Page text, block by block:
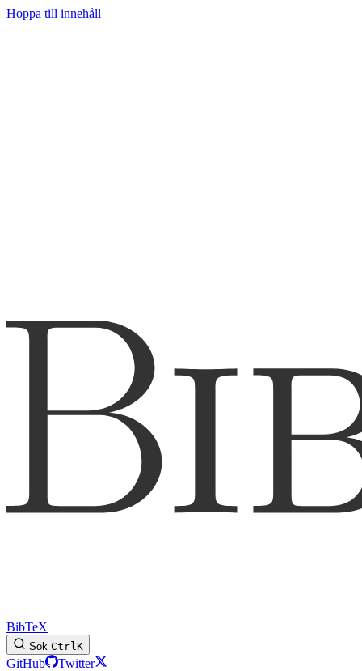
Hoppa till innehåll
BibTeX
Sök CtrlK
GitHub
Twitter